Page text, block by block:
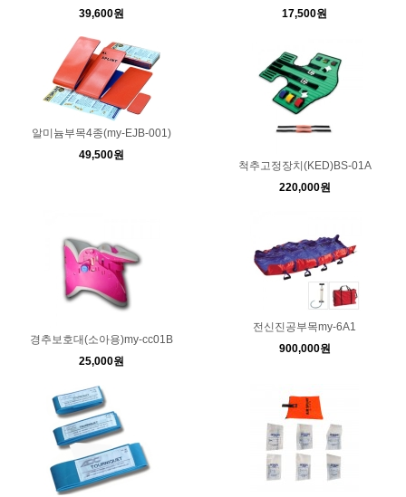
39,600원
17,500원
알미늄부목4종(my-EJB-001)
49,500원
척추고정장치(KED)BS-01A
220,000원
경추보호대(소아용)my-cc01B
25,000원
전신진공부목my-6A1
900,000원